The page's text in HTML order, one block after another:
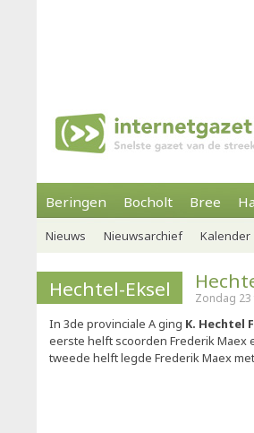
Beringen Bocholt Bree
Nieuws Nieuwsarchief Kalender
Hechtel-Eksel Zondag
In 3de provinciale A ging K. Hechtel
eerste helft scoorden Frederik Maex
tweede helft legde Frederik Maex